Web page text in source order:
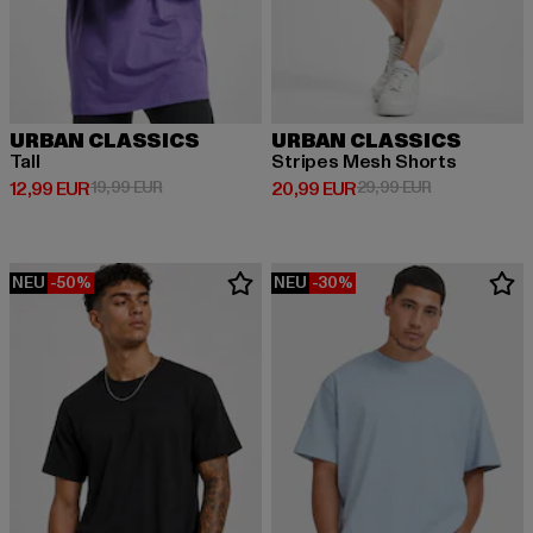
URBAN CLASSICS
Tall
12,99 EUR
Derzeitiger Preis: 12,99 EUR
19,99 EURAktionspreis: 19,99 EUR
URBAN CLASSICS
Stripes Mesh Shorts
20,99 EUR
Derzeitiger Preis: 20,99 EUR
29,99 EURAktionspreis:
NEU -50% NEU -30%